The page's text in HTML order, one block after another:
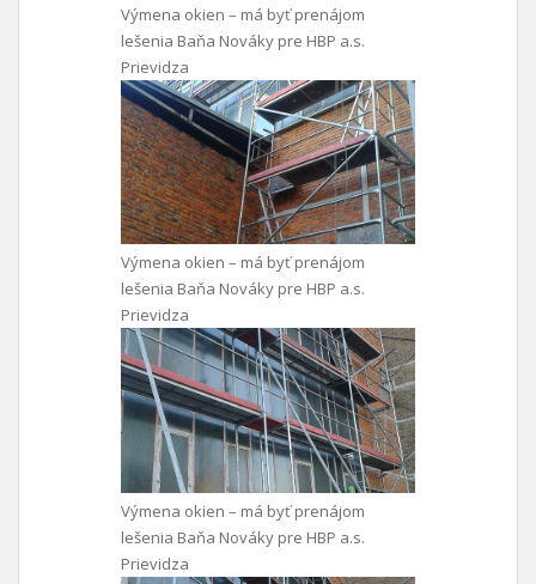
Výmena okien – má byť prenájom
lešenia Baňa Nováky pre HBP a.s.
Prievidza
Výmena okien – má byť prenájom
lešenia Baňa Nováky pre HBP a.s.
Prievidza
Výmena okien – má byť prenájom
lešenia Baňa Nováky pre HBP a.s.
Prievidza